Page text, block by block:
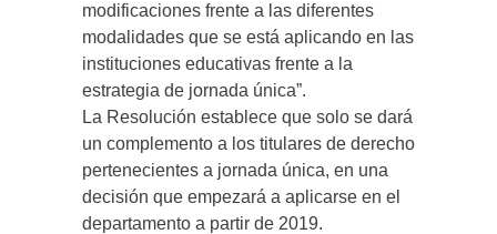
modificaciones frente a las diferentes
modalidades que se está aplicando en las
instituciones educativas frente a la
estrategia de jornada única”.
La Resolución establece que solo se dará
un complemento a los titulares de derecho
pertenecientes a jornada única, en una
decisión que empezará a aplicarse en el
departamento a partir de 2019.